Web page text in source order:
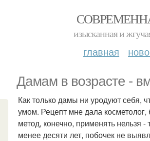
изысканная и
главная
Дамам в возрасте -
Как только дамы ни уродуют себя,
умом. Рецепт мне дала
метод, конечно, применять нельзя
менее десяти лет, побочек не